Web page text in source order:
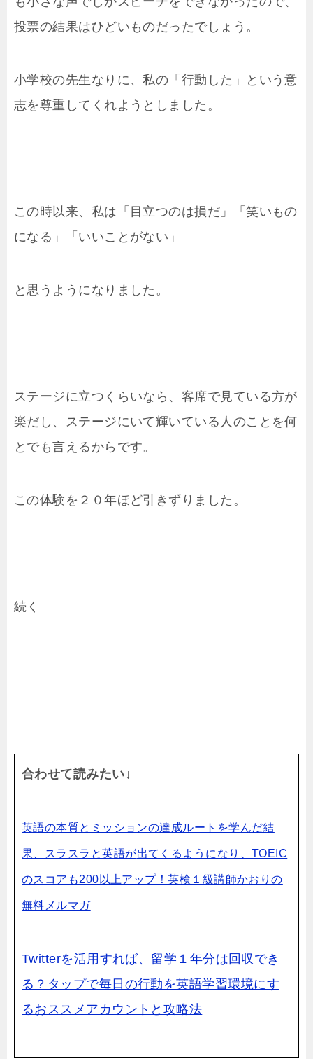
投票の結果はひどいものだったでしょう。
小学校の先生なりに、私の「行動した」という意
志を尊重してくれようとしました。
この時以来、私は「目立つのは損だ」「笑いもの
になる」「いいことがない」
と思うようになりました。
ステージに立つくらいなら、客席で見ている方が
楽だし、ステージにいて輝いている人のことを何
とでも言えるからです。
この体験を２０年ほど引きずりました。
続く
合わせて読みたい↓
英語の本質とミッションの達成ルートを学んだ結
果、スラスラと英語が出てくるようになり、TOEIC
のスコアも200以上アップ！英検１級講師かおりの
無料メルマガ
Twitterを活用すれば、留学１年分は回収でき
る？タップで毎日の行動を英語学習環境にす
るおススメアカウントと攻略法